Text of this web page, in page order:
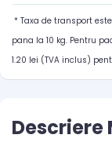
* Taxa de transport
pana la 10 kg. Pentru
1.20 lei (TVA inclus)